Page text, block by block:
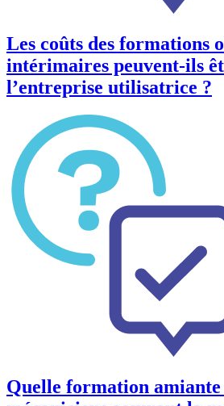
Les coûts des formations
intérimaires peuvent-ils
l’entreprise utilisatrice ?
Quelle formation